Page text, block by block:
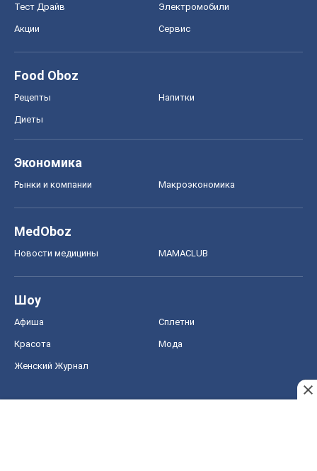
Тест Драйв Электромобили
Акции Сервис
Food Oboz
Рецепты Напитки
Диеты
Экономика
Рынки и компании Mакроэкономика
MedOboz
Новости медицины MAMACLUB
Шоу
Афиша Сплетни
Красота Мода
Женский Журнал